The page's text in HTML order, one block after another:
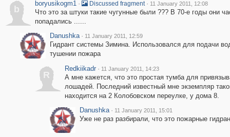
b
boryusikogm1 · Discussed fragment · 11 January 2011, 12:08
Что это за штуки такие чугунные были ??? В 70-е годы они
попадались ......
Danushka · 11 January 2011, 12:59
Гидрант системы Зимина. Использовался для подачи
тушении пожара
R
Redkiikadr · 11 January 2011, 14:23
А мне кажется, что это простая тумба для
лошадей. Последний известный мне экземпляр
находится на 2 Колобовском переулке, у дома 8.
Danushka · 11 January 2011, 15:01
Уже не раз разбирали, что это пожарные